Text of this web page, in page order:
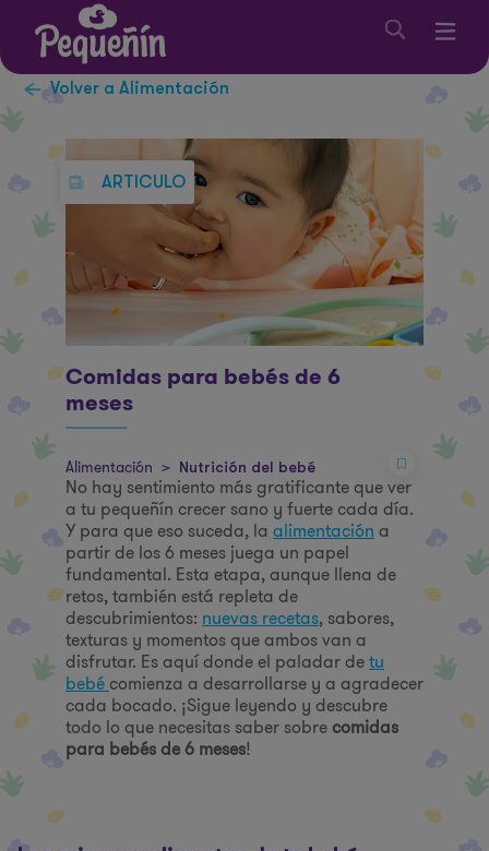
Volver a Alimentación
ARTICULO
Alimentación > Nutrición del bebé
Comidas para bebés de 6
meses
No hay sentimiento más gratificante que ver
a tu pequeñín crecer sano y fuerte cada día.
Y para que eso suceda, la alimentación a
partir de los 6 meses juega un papel
fundamental. Esta etapa, aunque llena de
retos, también está repleta de
descubrimientos: nuevas recetas, sabores,
texturas y momentos que ambos van a
disfrutar. Es aquí donde el paladar detu
bebé comienza a desarrollarse y a agradecer
cada bocado. ¡Sigue leyendo y descubre
todo lo que necesitas saber sobre comidas
para bebés de 6 meses!